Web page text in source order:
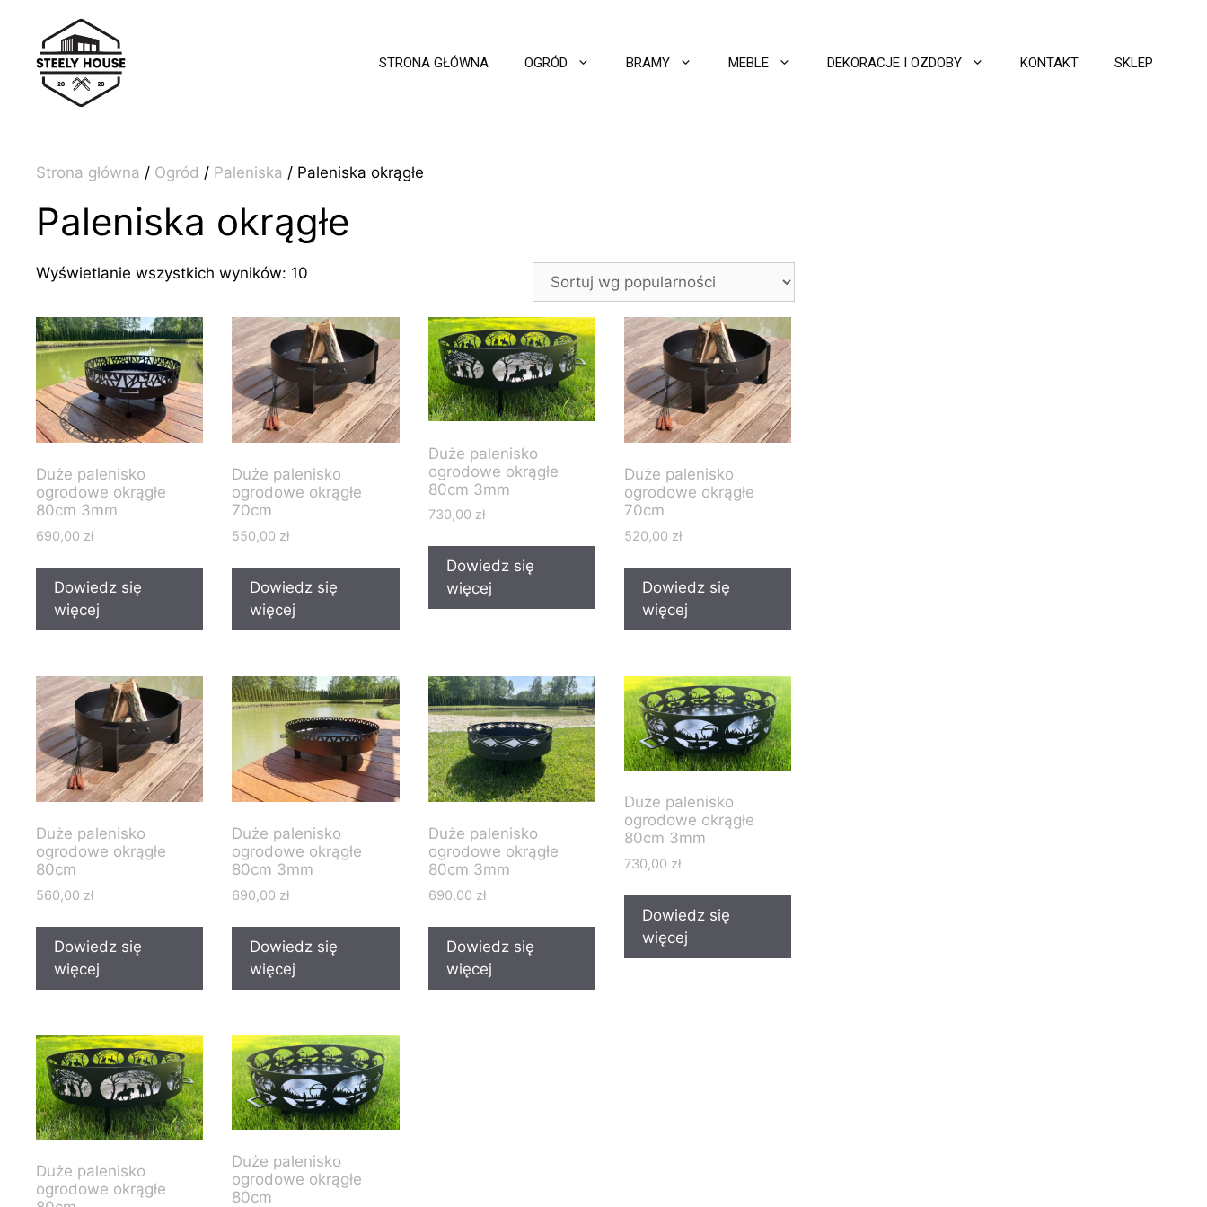
treści
STRONA GŁÓWNA OGRÓD BRAMY MEBLE DEKORACJE I OZDOBY KONTAKT SKLEP
Strona główna / Ogród / Paleniska / Paleniska okrągłe
Paleniska okrągłe
Wyświetlanie wszystkich wyników: 10
popularności
Duże palenisko
ogrodowe okrągłe
80cm 3mm
690,00 zł
Dowiedz się
więcej
Duże palenisko
ogrodowe okrągłe
70cm
550,00 zł
Dowiedz się
więcej
Duże palenisko
ogrodowe okrągłe
80cm 3mm
730,00 zł
Dowiedz się
więcej
Duże palenisko
ogrodowe okrągłe
70cm
520,00 zł
Dowiedz się
więcej
Duże palenisko
ogrodowe okrągłe
80cm
560,00 zł
Dowiedz się
więcej
Duże palenisko
ogrodowe okrągłe
80cm 3mm
690,00 zł
Dowiedz się
więcej
Duże palenisko
ogrodowe okrągłe
80cm 3mm
690,00 zł
Dowiedz się
więcej
Duże palenisko
ogrodowe okrągłe
80cm 3mm
730,00 zł
Dowiedz się
więcej
Duże palenisko
ogrodowe okrągłe
Duże palenisko
ogrodowe okrągłe
80cm